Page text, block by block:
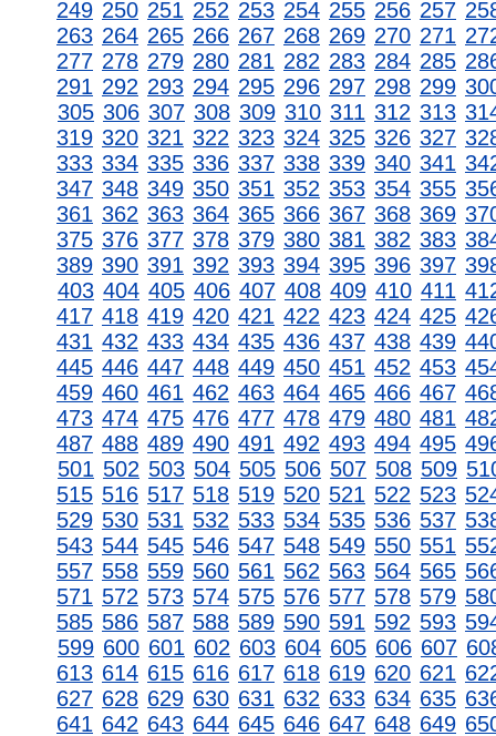
249 250 251 252 253 254 255 256 257
263 264 265 266 267 268 269 270 271
277 278 279 280 281 282 283 284 285
291 292 293 294 295 296 297 298 299
305 306 307 308 309 310 311 312 313
319 320 321 322 323 324 325 326 327
333 334 335 336 337 338 339 340 341
347 348 349 350 351 352 353 354 355
361 362 363 364 365 366 367 368 369
375 376 377 378 379 380 381 382 383
389 390 391 392 393 394 395 396 397
403 404 405 406 407 408 409 410 411
417 418 419 420 421 422 423 424 425
431 432 433 434 435 436 437 438 439
445 446 447 448 449 450 451 452 453
459 460 461 462 463 464 465 466 467
473 474 475 476 477 478 479 480 481
487 488 489 490 491 492 493 494 495
501 502 503 504 505 506 507 508 509
515 516 517 518 519 520 521 522 523
529 530 531 532 533 534 535 536 537
543 544 545 546 547 548 549 550 551
557 558 559 560 561 562 563 564 565
571 572 573 574 575 576 577 578 579
585 586 587 588 589 590 591 592 593
599 600 601 602 603 604 605 606 607
613 614 615 616 617 618 619 620 621
627 628 629 630 631 632 633 634 635
641 642 643 644 645 646 647 648 649